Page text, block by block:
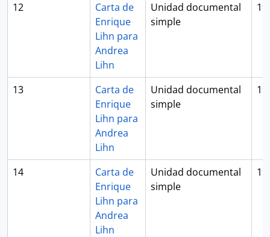
12
Carta de
Enrique
Lihn para
Andrea
Lihn
Unidad documental
simple
13
Carta de
Enrique
Lihn para
Andrea
Lihn
Unidad documental
simple
14
Carta de
Enrique
Lihn para
Andrea
Lihn
Unidad documental
simple